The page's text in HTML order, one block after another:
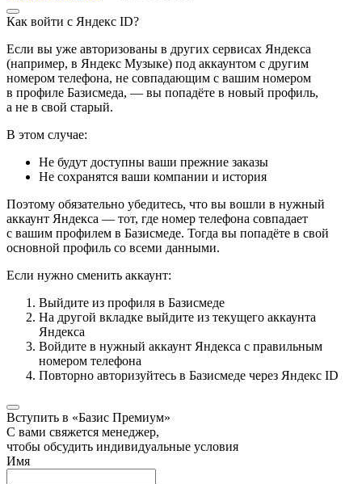
Как войти с Яндекс ID?
Если вы уже авторизованы в других сервисах Яндекса
(например, в Яндекс Музыке) под аккаунтом с другим
номером телефона, не совпадающим с вашим номером
в профиле Базисмеда, — вы попадёте в новый профиль,
а не в свой старый.
В этом случае:
Не будут доступны ваши прежние заказы
Не сохранятся ваши компании и история
Поэтому обязательно убедитесь, что вы вошли в нужный
аккаунт Яндекса — тот, где номер телефона совпадает
с вашим профилем в Базисмеде. Тогда вы попадёте в свой
основной профиль со всеми данными.
Если нужно сменить аккаунт:
Выйдите из профиля в Базисмеде
На другой вкладке выйдите из текущего аккаунта
Яндекса
Войдите в нужный аккаунт Яндекса с правильным
номером телефона
Повторно авторизуйтесь в Базисмеде через Яндекс ID
Вступить в «Базис Премиум»
С вами свяжется менеджер,
чтобы обсудить индивидуальные условия
Имя